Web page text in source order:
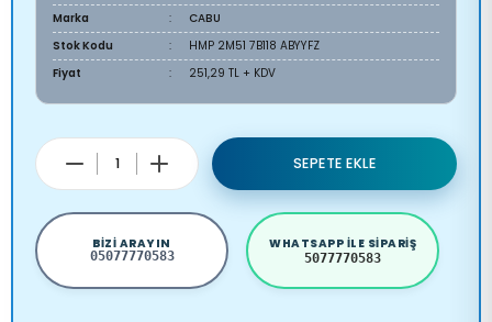
Marka
CABU
Stok Kodu
HMP 2M51 7B118 ABYYFZ
Fiyat
251,29 TL + KDV
SEPETE EKLE
BIZI ARAYIN
05077770583
WHATSAPP ILE SIPARIŞ
5077770583